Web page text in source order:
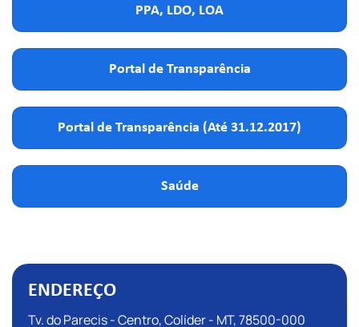
PPA, LDO, LOA
Portal de Transparência
Portal de Transparência (Até 31.12.2017)
Saúde
ENDEREÇO
Tv. do Parecis - Centro, Colíder - MT, 78500-000